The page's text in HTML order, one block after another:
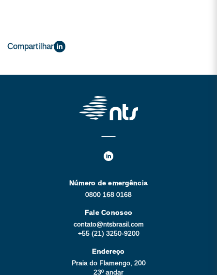
Compartilhar
Número de emergência
0800 168 0168
Fale Conosco
contato@ntsbrasil.com
+55 (21) 3250-9200
Endereço
Praia do Flamengo, 200
23º andar